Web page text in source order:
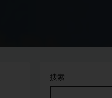
搜索